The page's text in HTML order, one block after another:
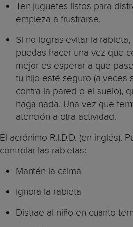
Ten juguetes listos para
empieza a frustrarse.
Si no logras evitar la
puedas hacer una vez que
mejor es esperar a que
tu hijo esté seguro (a veces
contra la pared o el suelo),
haga nada. Una vez que
atención a otra actividad.
El acrónimo R.I.D.D. (en inglés).
controlar las rabietas:
Mantén la calma
Ignora la rabieta
Distrae al niño en cuanto